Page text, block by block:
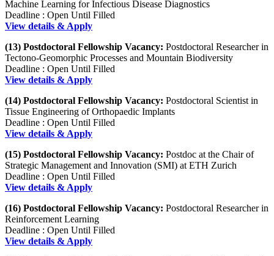
Machine Learning for Infectious Disease Diagnostics
Deadline : Open Until Filled
View details & Apply
(13) Postdoctoral Fellowship Vacancy: Postdoctoral Researcher in
Tectono-Geomorphic Processes and Mountain Biodiversity
Deadline : Open Until Filled
View details & Apply
(14) Postdoctoral Fellowship Vacancy: Postdoctoral Scientist in
Tissue Engineering of Orthopaedic Implants
Deadline : Open Until Filled
View details & Apply
(15) Postdoctoral Fellowship Vacancy: Postdoc at the Chair of
Strategic Management and Innovation (SMI) at ETH Zurich
Deadline : Open Until Filled
View details & Apply
(16) Postdoctoral Fellowship Vacancy: Postdoctoral Researcher in
Reinforcement Learning
Deadline : Open Until Filled
View details & Apply